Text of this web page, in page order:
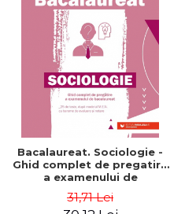
Bacalaureat. Sociologie -
Ghid complet de pregatire
a examenului de
dupa modelul M.E.N. cu
31,71 Lei